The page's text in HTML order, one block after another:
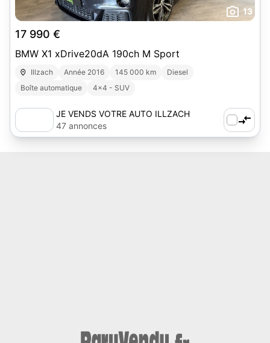
13
17 990 €
BMW X1 xDrive20dA 190ch M Sport
Illzach Année 2016 145 000 km
Diesel
Boîte automatique
4x4 - SUV
JE VENDS VOTRE AUTO ILLZACH
47 annonces